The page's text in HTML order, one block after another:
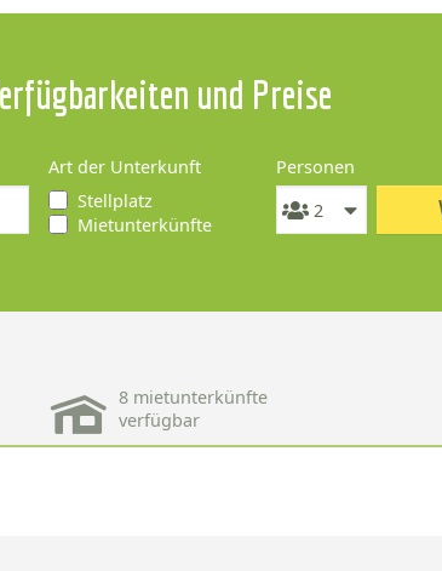
und Preise
Art der Unterkunft
Stellplatz
Mietunterkünfte
Personen
8 mietunterkünfte
verfügbar